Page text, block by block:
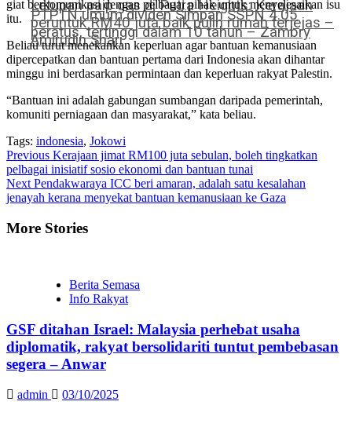
Letupan paip gas di Putra Heights: Kerajaan
peruntuk RM40 juta baik pulih rumah terjejas –
Amirudin Shari
PTPTN umum dividen Simpan SSPN 4.05
peratus, tertinggi dalam 10 tahun – Zambry
giat berkomunikasi dengan pelbagai pihak untuk menyelesaikan isu
itu.
Beliau turut menekankan keperluan agar bantuan kemanusiaan
dipercepatkan dan bantuan pertama dari Indonesia akan dihantar
minggu ini berdasarkan permintaan dan keperluan rakyat Palestin.
“Bantuan ini adalah gabungan sumbangan daripada pemerintah,
komuniti perniagaan dan masyarakat,” kata beliau.
Tags: indonesia, Jokowi
Continue
Reading
Previous Kerajaan jimat RM100 juta sebulan, boleh tingkatkan
pelbagai inisiatif sosio ekonomi dan bantuan tunai
Next Pendakwaraya ICC beri amaran, adalah satu kesalahan
jenayah kerana menyekat bantuan kemanusiaan ke Gaza
More Stories
Berita Semasa
Info Rakyat
GSF ditahan Israel: Malaysia perhebat usaha
diplomatik, rakyat bersolidariti tuntut pembebasan
segera – Anwar
admin 03/10/2025